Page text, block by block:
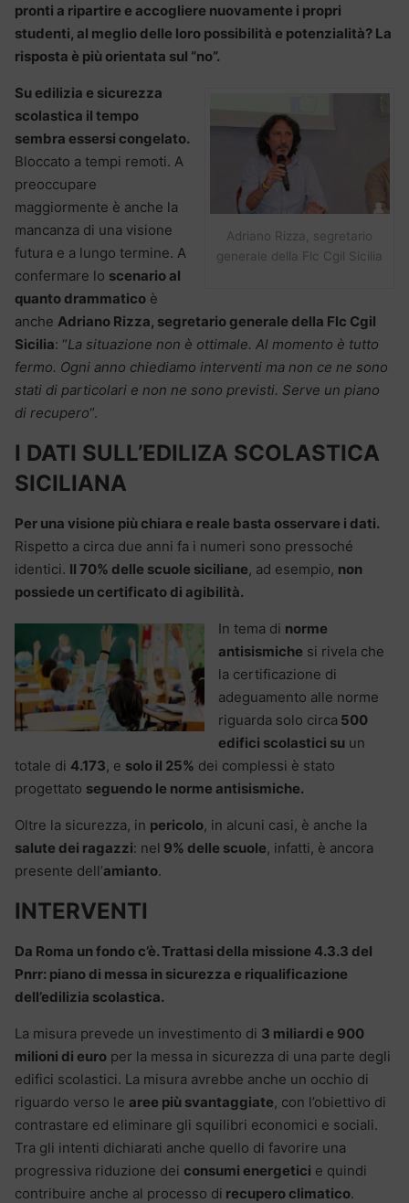
pronti a ripartire e accogliere nuovamente i propri
studenti, al meglio delle loro possibilità e potenzialità? La
risposta è più orientata sul “no”.
Adriano Rizza, segretario
generale della Flc Cgil Sicilia
Su edilizia e sicurezza
scolastica il tempo
sembra essersi congelato.
Bloccato a tempi remoti. A
preoccupare
maggiormente è anche la
mancanza di una visione
futura e a lungo termine. A
confermare lo scenario al
quanto drammatico è
anche Adriano Rizza, segretario generale della Flc Cgil
Sicilia: “La situazione non è ottimale. Al momento è tutto
fermo. Ogni anno chiediamo interventi ma non ce ne sono
stati di particolari e non ne sono previsti. Serve un piano
di recupero“.
I DATI SULL’EDILIZA SCOLASTICA
SICILIANA
Per una visione più chiara e reale basta osservare i dati.
Rispetto a circa due anni fa i numeri sono pressoché
identici. Il 70% delle scuole siciliane, ad esempio, non
possiede un certificato di agibilità.
In tema di norme
antisismiche si rivela che
la certificazione di
adeguamento alle norme
riguarda solo circa 500
edifici scolastici su un
totale di 4.173, e solo il 25% dei complessi è stato
progettato seguendo le norme antisismiche.
Oltre la sicurezza, in pericolo, in alcuni casi, è anche la
salute dei ragazzi: nel 9% delle scuole, infatti, è ancora
presente dell’amianto.
INTERVENTI
Da Roma un fondo c’è. Trattasi della missione 4.3.3 del
Pnrr: piano di messa in sicurezza e riqualificazione
dell’edilizia scolastica.
La misura prevede un investimento di 3 miliardi e 900
milioni di euro per la messa in sicurezza di una parte degli
edifici scolastici. La misura avrebbe anche un occhio di
riguardo verso le aree più svantaggiate, con l’obiettivo di
contrastare ed eliminare gli squilibri economici e sociali.
Tra gli intenti dichiarati anche quello di favorire una
progressiva riduzione dei consumi energetici e quindi
contribuire anche al processo di recupero climatico.